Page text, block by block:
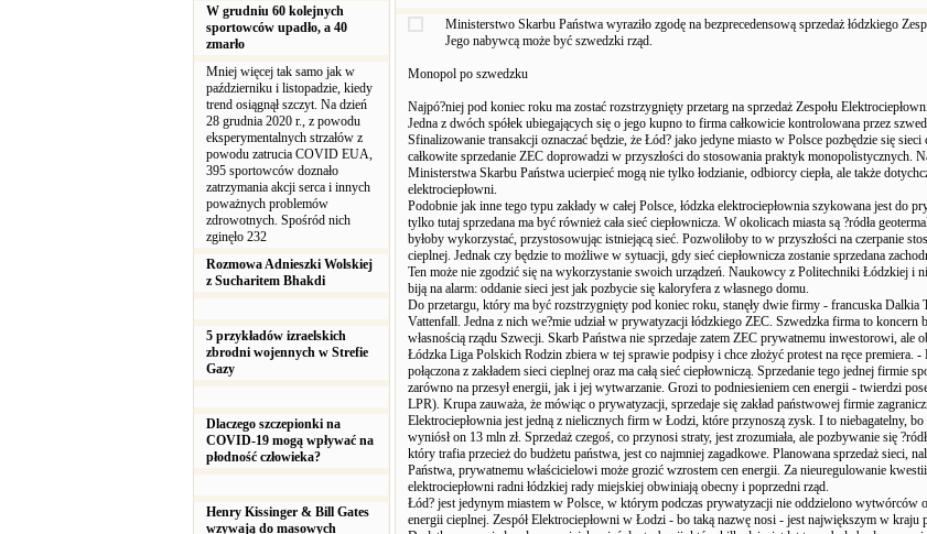
W grudniu 60 kolejnych
sportowców upadło, a 40
zmarło
Mniej więcej tak samo jak w
październiku i listopadzie, kiedy
trend osiągnął szczyt. Na dzień
28 grudnia 2020 r., z powodu
eksperymentalnych strzałów z
powodu zatrucia COVID EUA,
395 sportowców doznało
zatrzymania akcji serca i innych
poważnych problemów
zdrowotnych. Spośród nich
zginęło 232
Rozmowa Adnieszki Wolskiej
z Sucharitem Bhakdi
5 przykładów izraelskich
zbrodni wojennych w Strefie
Gazy
Dlaczego szczepionki na
COVID-19 mogą wpływać na
płodność człowieka?
Henry Kissinger & Bill Gates
wzywają do masowych
Ministerstwo Skarbu Państwa wyraziło zgodę na bezprecedensową sprzedaż łódzkiego
Jego nabywcą może być szwedzki rząd.
Monopol po szwedzku
Najpó?niej pod koniec roku ma zostać rozstrzygnięty przetarg na sprzedaż Zespołu
Jedna z dwóch spółek ubiegających się o jego kupno to firma całkowicie kontrolowana przez
Sfinalizowanie transakcji oznaczać będzie, że Łód? jako jedyne miasto w Polsce pozbędzie się sieci
całkowite sprzedanie ZEC doprowadzi w przyszłości do stosowania praktyk monopolistycznych.
Ministerstwa Skarbu Państwa ucierpieć mogą nie tylko łodzianie, odbiorcy ciepła, ale także
elektrociepłowni.
Podobnie jak inne tego typu zakłady w całej Polsce, łódzka elektrociepłownia szykowana jest do
tylko tutaj sprzedana ma być również cała sieć ciepłownicza. W okolicach miasta są ?ródła
byłoby wykorzystać, przystosowując istniejącą sieć. Pozwoliłoby to w przyszłości na czerpanie
cieplnej. Jednak czy będzie to możliwe w sytuacji, gdy sieć ciepłownicza zostanie sprzedana
Ten może nie zgodzić się na wykorzystanie swoich urządzeń. Naukowcy z Politechniki Łódzkiej i
biją na alarm: oddanie sieci jest jak pozbycie się kaloryfera z własnego domu.
Do przetargu, który ma być rozstrzygnięty pod koniec roku, stanęły dwie firmy - francuska Dalkia
Vattenfall. Jedna z nich we?mie udział w prywatyzacji łódzkiego ZEC. Szwedzka firma to koncern
własnością rządu Szwecji. Skarb Państwa nie sprzedaje zatem ZEC prywatnemu inwestorowi, ale
Łódzka Liga Polskich Rodzin zbiera w tej sprawie podpisy i chce złożyć protest na ręce premiera. -
połączona z zakładem sieci cieplnej oraz ma całą sieć ciepłowniczą. Sprzedanie tego jednej firmie
zarówno na przesył energii, jak i jej wytwarzanie. Grozi to podniesieniem cen energii - twierdzi
LPR). Krupa zauważa, że mówiąc o prywatyzacji, sprzedaje się zakład państwowej firmie
Elektrociepłownia jest jedną z nielicznych firm w Łodzi, które przynoszą zysk. I to niebagatelny, bo
wyniósł on 13 mln zł. Sprzedaż czegoś, co przynosi straty, jest zrozumiała, ale pozbywanie się
który trafia przecież do budżetu państwa, jest co najmniej zagadkowe. Planowana sprzedaż sieci,
Państwa, prywatnemu właścicielowi może grozić wzrostem cen energii. Za nieuregulowanie
elektrociepłowni radni łódzkiej rady miejskiej obwiniają obecny i poprzedni rząd.
Łód? jest jedynym miastem w Polsce, w którym podczas prywatyzacji nie oddzielono wytwórców
energii cieplnej. Zespół Elektrociepłowni w Łodzi - bo taką nazwę nosi - jest największym w kraju